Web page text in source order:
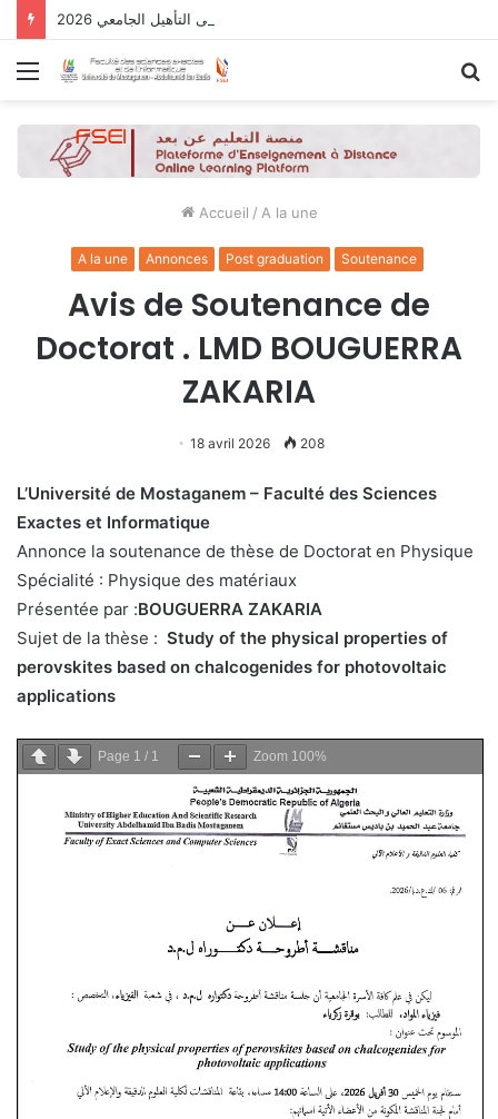
نتائج الدورة التاسعة للحصول على التأهيل الجامعي 2026
Menu
Accueil / A la une
A la une Annonces Post graduation Soutenance
Avis de Soutenance de
Doctorat . LMD BOUGUERRA
ZAKARIA
18 avril 2026 208
L’Université de Mostaganem – Faculté des Sciences
Exactes et Informatique
Annonce la soutenance de thèse de Doctorat en Physique
Spécialité : Physique des matériaux
Présentée par :BOUGUERRA ZAKARIA
Sujet de la thèse : Study of the physical properties of
perovskites based on chalcogenides for photovoltaic
applications
Page 1 / 1 Zoom 100%